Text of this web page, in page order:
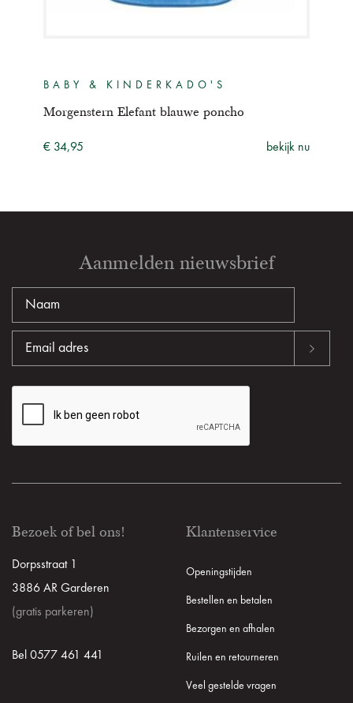
BABY & KINDERKADO'S
Morgenstern Elefant blauwe poncho
€ 34,95 bekijk nu
Aanmelden nieuwsbrief
Bezoek of bel ons!
Dorpsstraat 1
3886 AR Garderen
(gratis parkeren)
Bel 0577 461 441
Klantenservice
Openingstijden
Bestellen en betalen
Bezorgen en afhalen
Ruilen en retourneren
Veel gestelde vragen